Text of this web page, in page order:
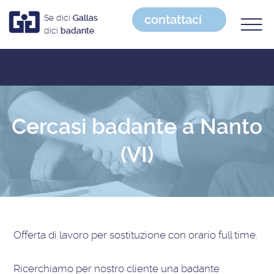
Se dici Gallas
dici badante
contattaci
Cercasi badante a Nanto
(VI)
Offerta di lavoro per sostituzione con orario full time
Ricerchiamo per nostro cliente una badante